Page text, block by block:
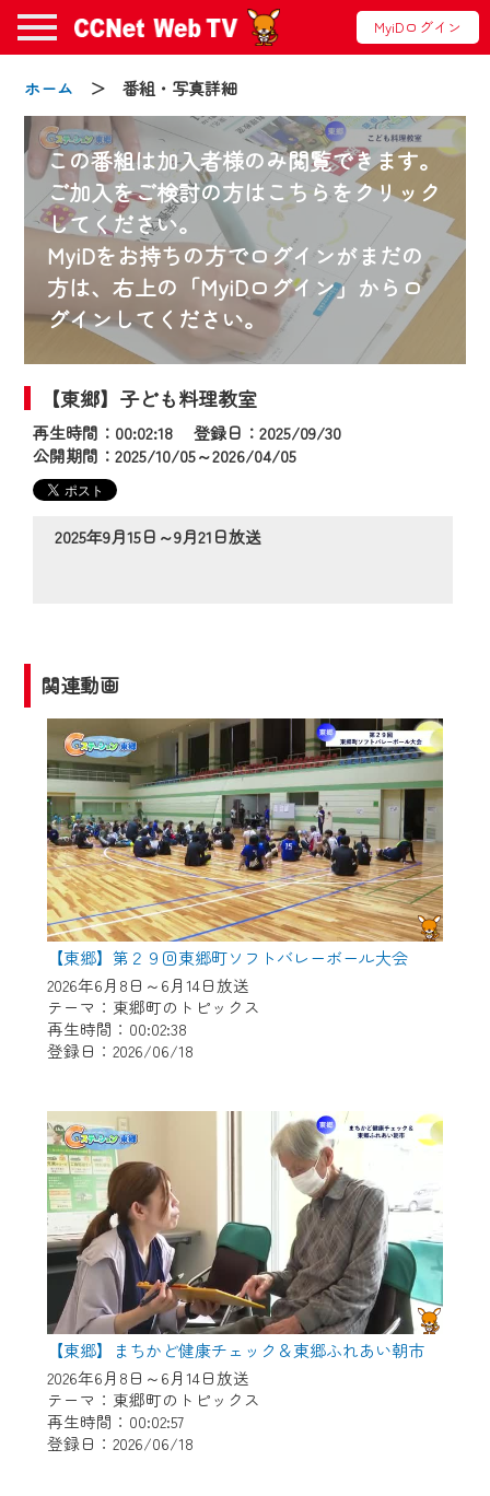
MyiDログイン
ホーム ＞ 番組・写真詳細
この番組は加入者様のみ閲覧できます。
ご加入をご検討の方はこちらをクリック
してください。
MyiDをお持ちの方でログインがまだの
方は、右上の「MyiDログイン」からロ
グインしてください。
【東郷】子ども料理教室
再生時間：00:02:18 登録日：2025/09/30
公開期間：2025/10/05～2026/04/05
2025年9月15日～9月21日放送
関連動画
【東郷】第２９回東郷町ソフトバレーボール大会
2026年6月8日～6月14日放送
テーマ：東郷町のトピックス
再生時間：00:02:38
登録日：2026/06/18
【東郷】まちかど健康チェック＆東郷ふれあい朝市
2026年6月8日～6月14日放送
テーマ：東郷町のトピックス
再生時間：00:02:57
登録日：2026/06/18
お知らせ
2024/09/02
動画配信サービス『CCNet Web TV』は2024
年9月24日からリニューアルします！
【変更点】
◆デザイン変更により、お住まいの地域
の動画コンテンツが一目瞭然。
◆当社アプリやＰＣブラウザから、いつ
でも・どこでも・外出先でも！
2024年9月24日からはご加入者様へのサー
ビス向上のため、
『CCNet Web TV』を利用いただくには、
一部コンテンツを除き、
CCNetサービスへの加入と『CCNetマイ
ページ※』へのログインが必要となりま
す。
何卒、ご理解ご了承の程よろしくお願い
いたします。
※マイページへのログインには、MyIDが必
要となります。
※MyIDとは、CCNet Web TVを含むCCNetの
各種サービスをご利用頂くためのIDです。
で設定できます。
（GmailやYahooなどのフリーメールアドレ
スでも作成可能です）
※マイページへのログイン・MyIDの新規登
録はこちらから
※CCNetアプリをご利用中の方は引き続き
ご視聴いただけます。
＜メンテナンス情報＞
CCNetWebTVのリニューアルにともないメ
ンテナンス作業を予定しています。